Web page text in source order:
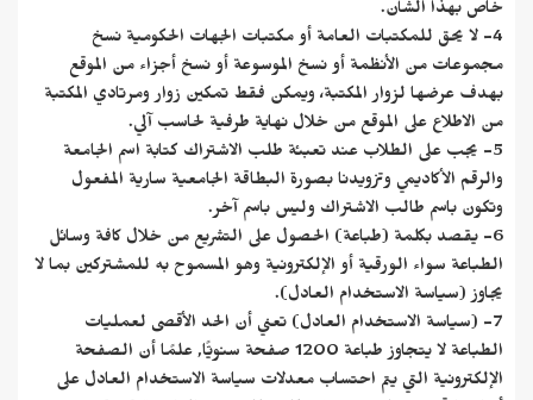
خاص بهذا الشأن.
4- لا يحق للمكتبات العامة أو مكتبات الجهات الحكومية نسخ
مجموعات من الأنظمة أو نسخ الموسوعة أو نسخ أجزاء من الموقع
بهدف عرضها لزوار المكتبة، ويمكن فقط تمكين زوار ومرتادي المكتبة
من الاطلاع على الموقع من خلال نهاية طرفية لحاسب آلي.
5- يجب على الطلاب عند تعبئة طلب الاشتراك كتابة اسم الجامعة
والرقم الأكاديمي وتزويدنا بصورة البطاقة الجامعية سارية المفعول
وتكون باسم طالب الاشتراك وليس باسم آخر.
6- يقصد بكلمة (طباعة) الحصول على التشريع من خلال كافة وسائل
الطباعة سواء الورقية أو الإلكترونية وهو المسموح به للمشتركين بما لا
يجاوز (سياسة الاستخدام العادل).
7- (سياسة الاستخدام العادل) تعني أن الحد الأقصى لعمليات
الطباعة لا يتجاوز طباعة 1200 صفحة سنويًّا, علمًا أن الصفحة
الإلكترونية التي يتم احتساب معدلات سياسة الاستخدام العادل على